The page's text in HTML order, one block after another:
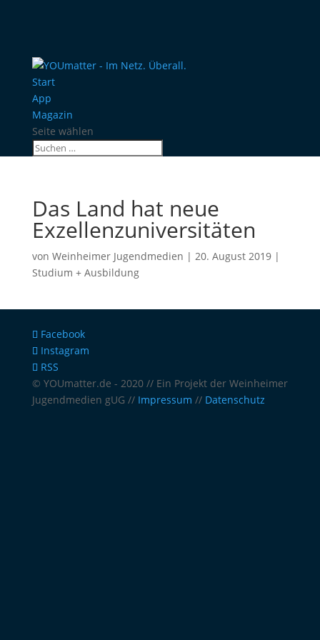
Start
App
Magazin
Seite wählen
Das Land hat neue
Exzellenzuniversitäten
von Weinheimer Jugendmedien | 20. August 2019|
Studium + Ausbildung
Facebook
Instagram
RSS
© YOUmatter.de - 2020 // Ein Projekt der Weinheimer
Jugendmedien gUG // Impressum // Datenschutz